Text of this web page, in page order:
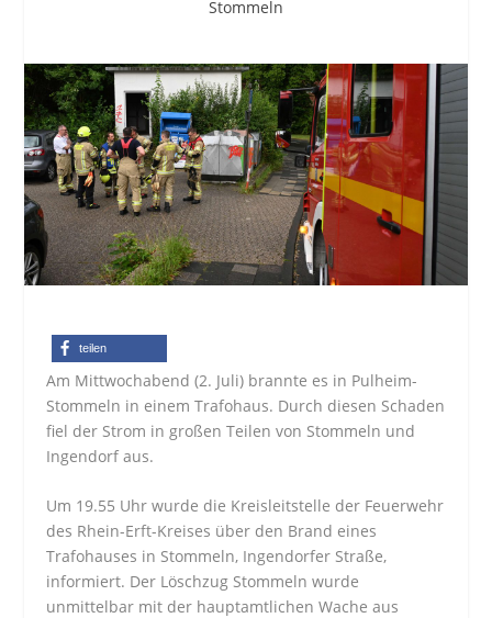
Stommeln
teilen
Am Mittwochabend (2. Juli) brannte es in Pulheim-
Stommeln in einem Trafohaus. Durch diesen Schaden
fiel der Strom in großen Teilen von Stommeln und
Ingendorf aus.
Um 19.55 Uhr wurde die Kreisleitstelle der Feuerwehr
des Rhein-Erft-Kreises über den Brand eines
Trafohauses in Stommeln, Ingendorfer Straße,
informiert. Der Löschzug Stommeln wurde
unmittelbar mit der hauptamtlichen Wache aus